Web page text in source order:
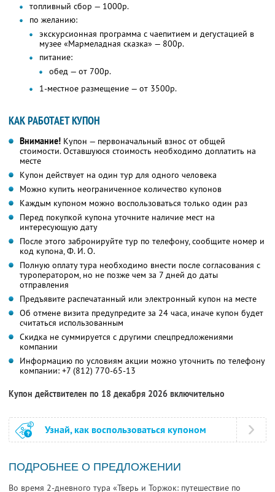
топливный сбор — 1000р.
по желанию:
экскурсионная программа с чаепитием и дегустацией в
музее «Мармеладная сказка» — 800р.
питание:
обед — от 700р.
1-местное размещение — от 3500р.
КАК РАБОТАЕТ КУПОН
Внимание! Купон — первоначальный взнос от общей
стоимости. Оставшуюся стоимость необходимо доплатить на
месте
Купон действует на один тур для одного человека
Можно купить неограниченное количество купонов
Каждым купоном можно воспользоваться только один раз
Перед покупкой купона уточните наличие мест на
интересующую дату
После этого забронируйте тур по телефону, сообщите номер и
код купона,Ф. И. О.
Полную оплату тура необходимо внести после согласования с
туроператором, но не позже чем за 7 дней до даты
отправления
Предъявите распечатанный или электронный купон на месте
Об отмене визита предупредите за 24 часа, иначе купон будет
считаться использованным
Скидка не суммируется с другими спецпредложениями
компании
Информацию по условиям акции можно уточнить по телефону
компании: +7 (812) 770-65-13
Купон действителен по 18 декабря 2026 включительно
Узнай, как воспользоваться купоном
ПОДРОБНЕЕ О ПРЕДЛОЖЕНИИ
Во время 2-дневного тура «Тверь и Торжок: путешествие по